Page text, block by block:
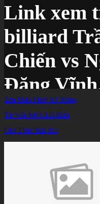
Link xem
billiard
Chiến vs
Đặng
28/9
Bàn Bida Thiết Kế Riêng
Tư Vấn Mở CLB Bida
Cho Thuê Bàn Bia